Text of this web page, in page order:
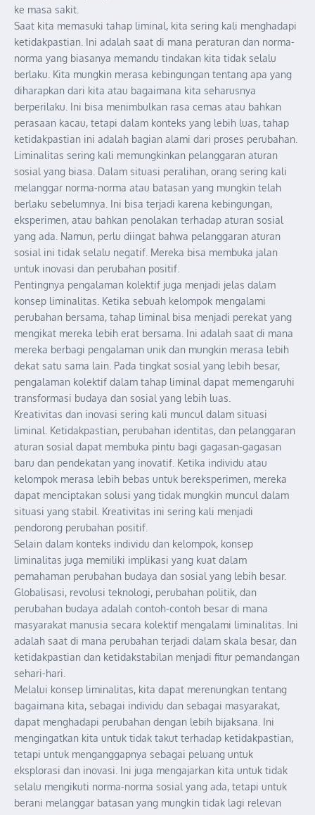
ke masa sakit.
Saat kita memasuki tahap liminal, kita sering kali menghadapi
ketidakpastian. Ini adalah saat di mana peraturan dan norma-
norma yang biasanya memandu tindakan kita tidak selalu
berlaku. Kita mungkin merasa kebingungan tentang apa yang
diharapkan dari kita atau bagaimana kita seharusnya
berperilaku. Ini bisa menimbulkan rasa cemas atau bahkan
perasaan kacau, tetapi dalam konteks yang lebih luas, tahap
ketidakpastian ini adalah bagian alami dari proses perubahan.
Liminalitas sering kali memungkinkan pelanggaran aturan
sosial yang biasa. Dalam situasi peralihan, orang sering kali
melanggar norma-norma atau batasan yang mungkin telah
berlaku sebelumnya. Ini bisa terjadi karena kebingungan,
eksperimen, atau bahkan penolakan terhadap aturan sosial
yang ada. Namun, perlu diingat bahwa pelanggaran aturan
sosial ini tidak selalu negatif. Mereka bisa membuka jalan
untuk inovasi dan perubahan positif.
Pentingnya pengalaman kolektif juga menjadi jelas dalam
konsep liminalitas. Ketika sebuah kelompok mengalami
perubahan bersama, tahap liminal bisa menjadi perekat yang
mengikat mereka lebih erat bersama. Ini adalah saat di mana
mereka berbagi pengalaman unik dan mungkin merasa lebih
dekat satu sama lain. Pada tingkat sosial yang lebih besar,
pengalaman kolektif dalam tahap liminal dapat memengaruhi
transformasi budaya dan sosial yang lebih luas.
Kreativitas dan inovasi sering kali muncul dalam situasi
liminal. Ketidakpastian, perubahan identitas, dan pelanggaran
aturan sosial dapat membuka pintu bagi gagasan-gagasan
baru dan pendekatan yang inovatif. Ketika individu atau
kelompok merasa lebih bebas untuk bereksperimen, mereka
dapat menciptakan solusi yang tidak mungkin muncul dalam
situasi yang stabil. Kreativitas ini sering kali menjadi
pendorong perubahan positif.
Selain dalam konteks individu dan kelompok, konsep
liminalitas juga memiliki implikasi yang kuat dalam
pemahaman perubahan budaya dan sosial yang lebih besar.
Globalisasi, revolusi teknologi, perubahan politik, dan
perubahan budaya adalah contoh-contoh besar di mana
masyarakat manusia secara kolektif mengalami liminalitas. Ini
adalah saat di mana perubahan terjadi dalam skala besar, dan
ketidakpastian dan ketidakstabilan menjadi fitur pemandangan
sehari-hari.
Melalui konsep liminalitas, kita dapat merenungkan tentang
bagaimana kita, sebagai individu dan sebagai masyarakat,
dapat menghadapi perubahan dengan lebih bijaksana. Ini
mengingatkan kita untuk tidak takut terhadap ketidakpastian,
tetapi untuk menganggapnya sebagai peluang untuk
eksplorasi dan inovasi. Ini juga mengajarkan kita untuk tidak
selalu mengikuti norma-norma sosial yang ada, tetapi untuk
berani melanggar batasan yang mungkin tidak lagi relevan